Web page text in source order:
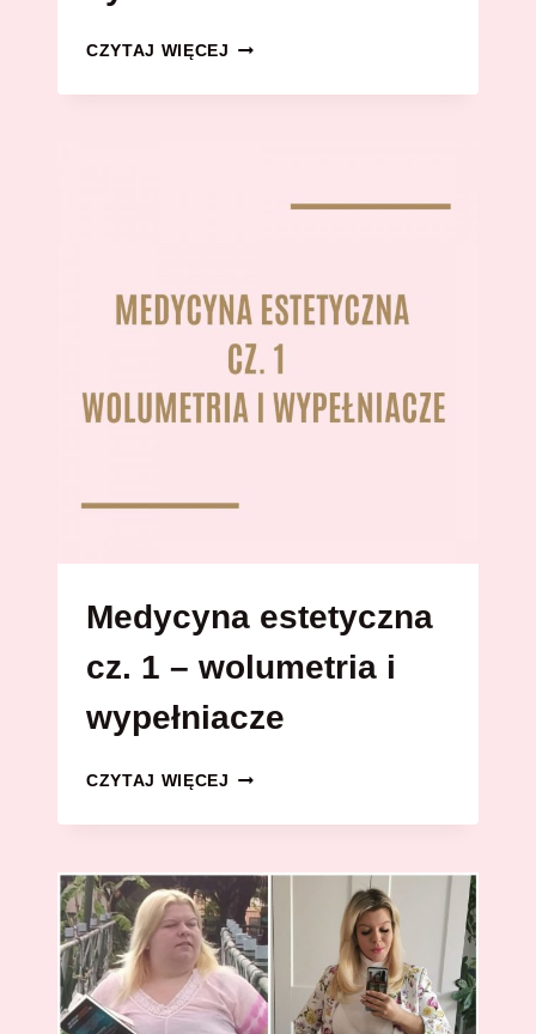
CZYTAJ WIĘCEJ KLOPSY
W
Medycyna estetyczna
cz. 1 – wolumetria i
wypełniacze
CZYTAJ WIĘCEJ MEDYCYNA
CZ.
–
WOLUMETRIA
I
WYPEŁNIACZE